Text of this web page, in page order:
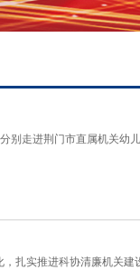
走进荆门市直属机关幼
推进科协清廉机关建设